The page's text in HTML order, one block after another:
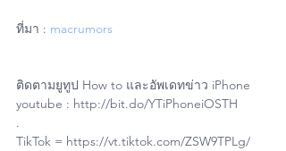
ที่มา : macrumors
ติดตามยูทูป How to และอัพเดทข่าว iPhone
youtube : http://bit.do/YTiPhoneiOSTH
.
TikTok = https://vt.tiktok.com/ZSW9TPLg/